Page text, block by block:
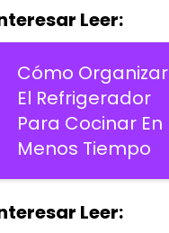
Leer:
Cómo Organizar
El Refrigerador
Para Cocinar En
Menos Tiempo
Leer: